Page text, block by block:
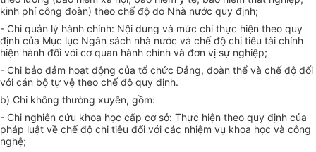
kinh phí công đoàn) theo chế độ do Nhà nước quy định;
- Chi quản lý hành chính: Nội dung và mức chi thực hiện theo quy
định của Mục lục Ngân sách nhà nước và chế độ chi tiêu tài chính
hiện hành đối với cơ quan hành chính và đơn vị sự nghiệp;
- Chi bảo đảm hoạt động của tổ chức Đảng, đoàn thể và chế độ đối
với cán bộ tự vệ theo chế độ quy định.
b) Chi không thường xuyên, gồm:
- Chi nghiên cứu khoa học cấp cơ sở: Thực hiện theo quy định của
pháp luật về chế độ chi tiêu đối với các nhiệm vụ khoa học và công
nghệ;